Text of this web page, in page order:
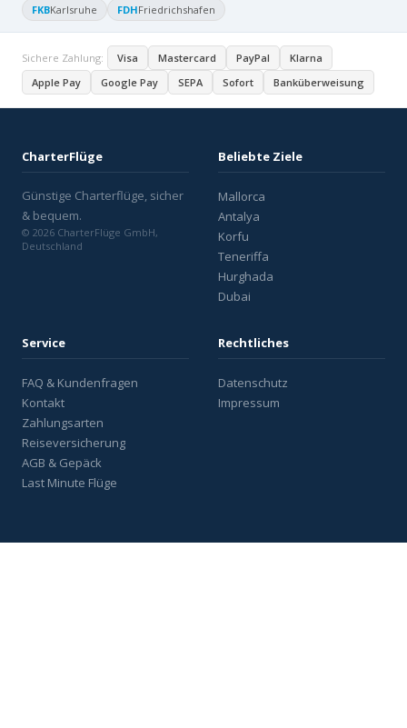
FKBKarlsruhe FDHFriedrichshafen
Sichere Zahlung: Visa Mastercard PayPal
Klarna
Apple Pay
Google Pay SEPA Sofort Banküberweisung
CharterFlüge
Günstige Charterflüge, sicher
& bequem.
© 2026 CharterFlüge GmbH,
Deutschland
Beliebte Ziele
Mallorca
Antalya
Korfu
Teneriffa
Hurghada
Dubai
Service
FAQ & Kundenfragen
Kontakt
Zahlungsarten
Reiseversicherung
AGB & Gepäck
Last Minute Flüge
Rechtliches
Datenschutz
Impressum